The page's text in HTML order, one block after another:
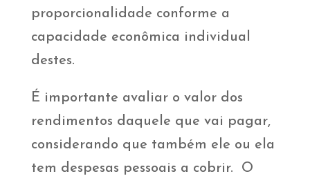
proporcionalidade conforme a
capacidade econômica individual
destes.
É importante avaliar o valor dos
rendimentos daquele que vai pagar,
considerando que também ele ou ela
tem despesas pessoais a cobrir. O